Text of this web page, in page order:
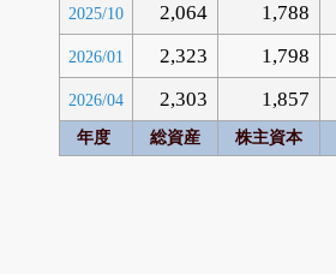
2025/10 2,064 1,788
2026/01 2,323 1,798
2026/04 2,303 1,857
年度 総資産 株主資本